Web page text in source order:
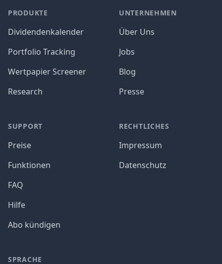
PRODUKTE
Dividendenkalender
Portfolio Tracking
Wertpapier Screener
Research
SUPPORT
Preise
Funktionen
FAQ
Hilfe
Abo kündigen
UNTERNEHMEN
Über Uns
Jobs
Blog
Presse
RECHTLICHES
Impressum
Datenschutz
SPRACHE